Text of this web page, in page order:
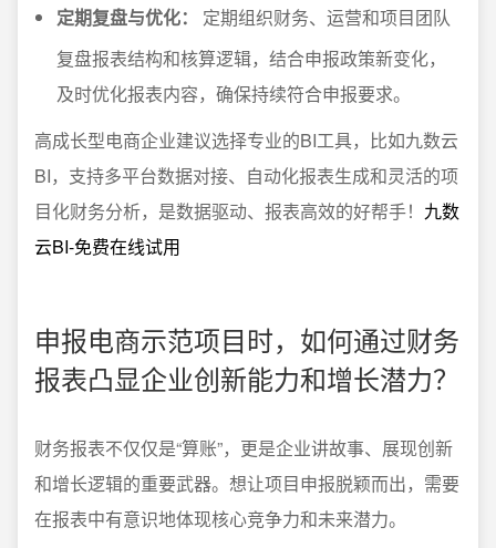
定期复盘与优化：
定期组织财务、运营和项目团队
复盘报表结构和核算逻辑，结合申报政策新变化，
及时优化报表内容，确保持续符合申报要求。
高成长型电商企业建议选择专业的BI工具，比如九数云
BI，支持多平台数据对接、自动化报表生成和灵活的项
目化财务分析，是数据驱动、报表高效的好帮手！ 九数
云BI-免费在线试用
申报电商示范项目时，如何通过财务
报表凸显企业创新能力和增长潜力？
财务报表不仅仅是“算账”，更是企业讲故事、展现创新
和增长逻辑的重要武器。想让项目申报脱颖而出，需要
在报表中有意识地体现核心竞争力和未来潜力。